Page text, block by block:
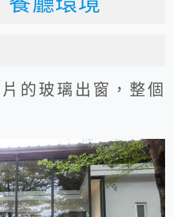
的玻璃出窗，整個